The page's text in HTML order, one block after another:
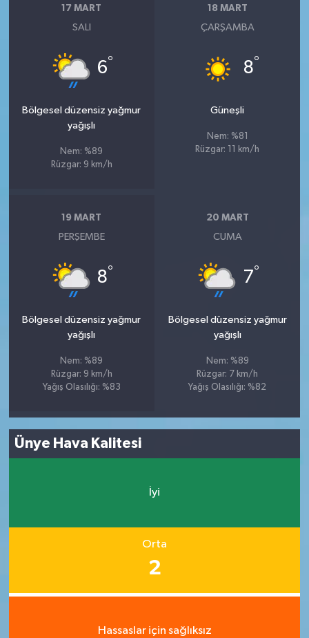
17 MART
SALI
6°
Bölgesel düzensiz yağmur
yağışlı
Nem: %89
Rüzgar: 9 km/h
18 MART
ÇARŞAMBA
8°
Güneşli
Nem: %81
Rüzgar: 11 km/h
19 MART
PERŞEMBE
8°
Bölgesel düzensiz yağmur
yağışlı
Nem: %89
Rüzgar: 9 km/h
Yağış Olasılığı: %83
20 MART
CUMA
7°
Bölgesel düzensiz yağmur
yağışlı
Nem: %89
Rüzgar: 7 km/h
Yağış Olasılığı: %82
Ünye Hava Kalitesi
İyi
Orta
2
Hassaslar için sağlıksız